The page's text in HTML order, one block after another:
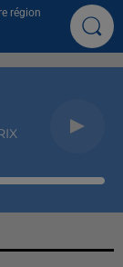
région